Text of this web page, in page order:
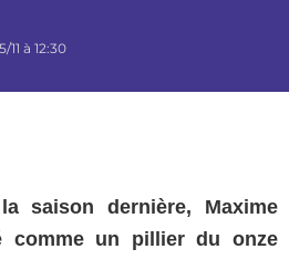
11 à 12:30
saison dernière, Maxime
comme un pillier du onze